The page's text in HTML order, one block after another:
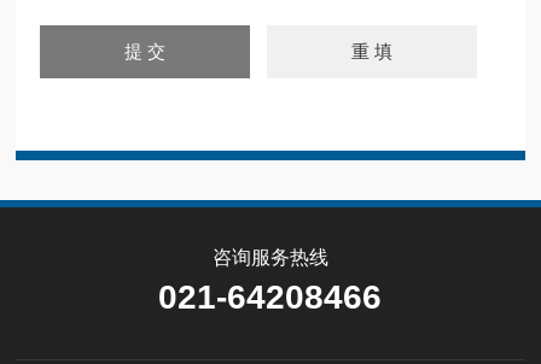
咨询服务热线
021-64208466